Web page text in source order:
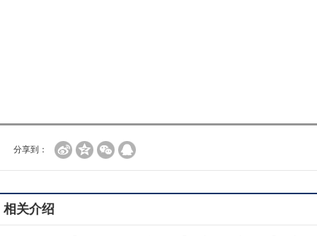
分享到：
相关介绍